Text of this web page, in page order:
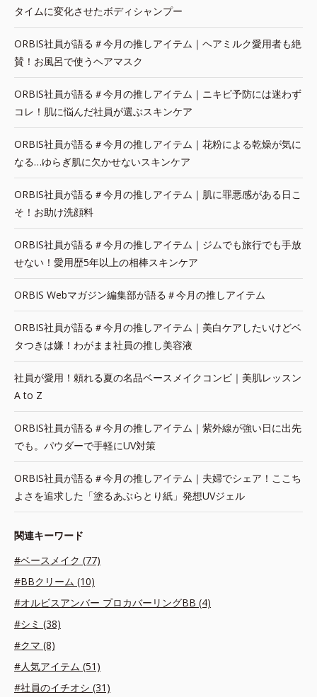
タイムに変化させたボディシャンプー
ORBIS社員が語る＃今月の推しアイテム｜ヘアミルク愛用者も絶
賛！お風呂で使うヘアマスク
ORBIS社員が語る＃今月の推しアイテム｜ニキビ予防には迷わず
コレ！肌に悩んだ社員が選ぶスキンケア
ORBIS社員が語る＃今月の推しアイテム｜花粉による乾燥が気に
なる…ゆらぎ肌に欠かせないスキンケア
ORBIS社員が語る＃今月の推しアイテム｜肌に罪悪感がある日こ
そ！お助け洗顔料
ORBIS社員が語る＃今月の推しアイテム｜ジムでも旅行でも手放
せない！愛用歴5年以上の相棒スキンケア
ORBIS Webマガジン編集部が語る＃今月の推しアイテム
ORBIS社員が語る＃今月の推しアイテム｜美白ケアしたいけどベ
タつきは嫌！わがまま社員の推し美容液
社員が愛用！頼れる夏の名品ベースメイクコンビ｜美肌レッスン
A to Z
ORBIS社員が語る＃今月の推しアイテム｜紫外線が強い日に出先
でも。パウダーで手軽にUV対策
ORBIS社員が語る＃今月の推しアイテム｜夫婦でシェア！ここち
よさを追求した「塗るあぶらとり紙」発想UVジェル
関連キーワード
#ベースメイク (77)
#BBクリーム (10)
#オルビスアンバー プロカバーリングBB (4)
#シミ (38)
#クマ (8)
#人気アイテム (51)
#社員のイチオシ (31)